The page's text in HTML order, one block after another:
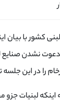
کشور با بیان
دعوت نشدن
را در این
اینکه لبنیات